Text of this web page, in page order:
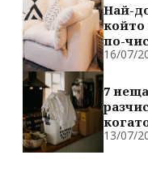
Най-
който
по-
16/07/
7
13/07/